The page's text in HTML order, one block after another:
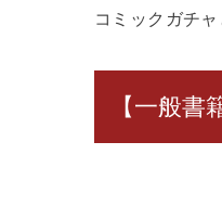
コミックガチ
【一般書